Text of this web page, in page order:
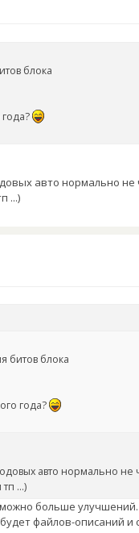
блока
авто нормально не
...)
битов блока
года?
авто нормально не
...)
больше улучшений.
файлов-описаний и